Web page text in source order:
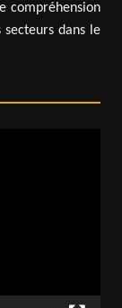
compréhension
dans le